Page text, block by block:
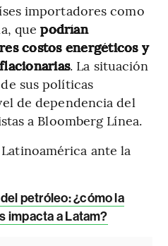
importadores como
quepodrían
costos energéticos y
. La situación
sus políticas
de dependencia del
a Bloomberg Línea.
ante la
petróleo: ¿cómo la
impacta a Latam?